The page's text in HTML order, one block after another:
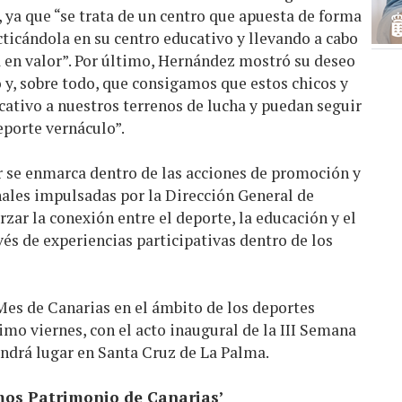
que “se trata de un centro que apuesta de forma
en su centro educativo y llevando a cabo
valor”. Por último, Hernández mostró su deseo
sobre todo, que consigamos que estos chicos y
a nuestros terrenos de lucha y puedan seguir
vernáculo”.
enmarca dentro de las acciones de promoción y
impulsadas por la Dirección General de
la conexión entre el deporte, la educación y el
de experiencias participativas dentro de los
de Canarias en el ámbito de los deportes
viernes, con el acto inaugural de la III Semana
lugar en Santa Cruz de La Palma.
Patrimonio de Canarias’